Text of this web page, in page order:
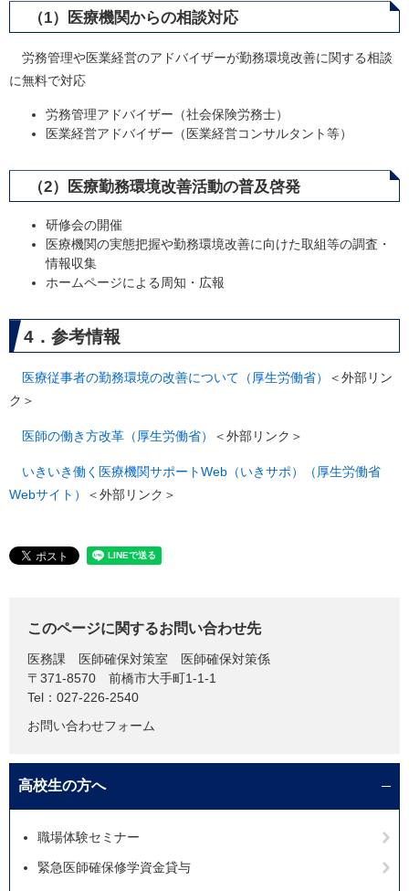
（1）医療機関からの相談対応
労務管理や医業経営のアドバイザーが勤務環境改善に関する相談
に無料で対応
労務管理アドバイザー（社会保険労務士）
医業経営アドバイザー（医業経営コンサルタント等）
（2）医療勤務環境改善活動の普及啓発
研修会の開催
医療機関の実態把握や勤務環境改善に向けた取組等の調査・
情報収集
ホームページによる周知・広報
4．参考情報
医療従事者の勤務環境の改善について（厚生労働省）
＜外部リン
ク＞
医師の働き方改革（厚生労働省） ＜外部リンク＞
いきいき働く医療機関サポートWeb（いきサポ）（厚生労働省
Webサイト）
＜外部リンク＞
このページに関するお問い合わせ先
医務課
医師確保対策室 医師確保対策係
〒371-8570
前橋市大手町1-1-1
Tel：027-226-2540
お問い合わせフォーム
高校生の方へ
職場体験セミナー
緊急医師確保修学資金貸与